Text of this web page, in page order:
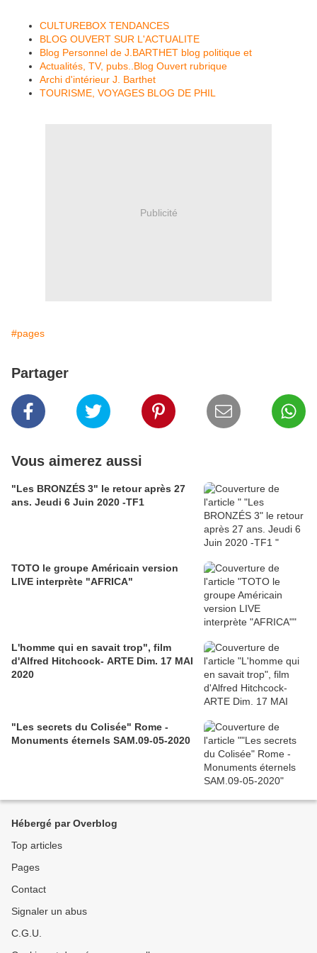
CULTUREBOX TENDANCES
BLOG OUVERT SUR L'ACTUALITE
Blog Personnel de J.BARTHET blog politique et
Actualités, TV, pubs..Blog Ouvert rubrique
Archi d'intérieur J. Barthet
TOURISME, VOYAGES BLOG DE PHIL
Publicité
#pages
Partager
Vous aimerez aussi
"Les BRONZÉS 3" le retour après 27
ans. Jeudi 6 Juin 2020 -TF1
TOTO le groupe Américain version
LIVE interprète "AFRICA"
L'homme qui en savait trop", film
d'Alfred Hitchcock- ARTE Dim. 17 MAI
2020
"Les secrets du Colisée" Rome -
Monuments éternels SAM.09-05-2020
Hébergé par Overblog
Top articles
Pages
Contact
Signaler un abus
C.G.U.